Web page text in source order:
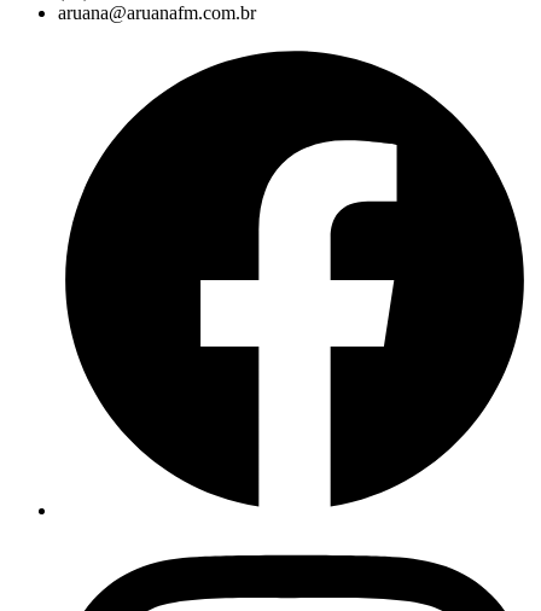
aruana@aruanafm.com.br